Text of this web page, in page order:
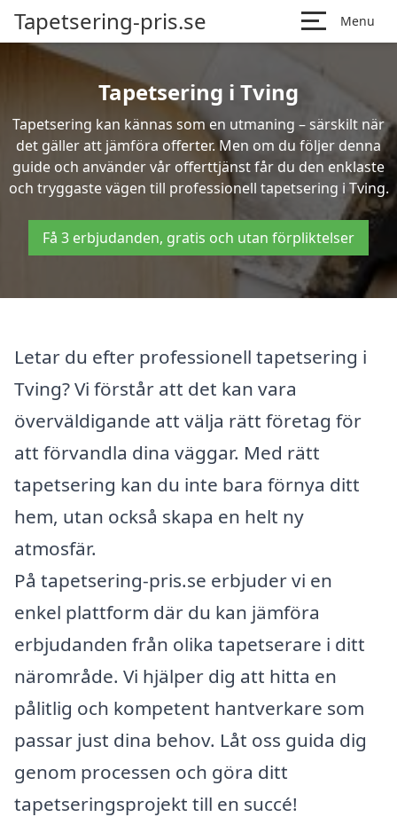
Tapetsering-pris.se Menu
Tapetsering i Tving
Tapetsering kan kännas som en utmaning – särskilt när
det gäller att jämföra offerter. Men om du följer denna
guide och använder vår offerttjänst får du den enklaste
och tryggaste vägen till professionell tapetsering i Tving.
Få 3 erbjudanden, gratis och utan förpliktelser
Letar du efter professionell tapetsering i
Tving? Vi förstår att det kan vara
överväldigande att välja rätt företag för
att förvandla dina väggar. Med rätt
tapetsering kan du inte bara förnya ditt
hem, utan också skapa en helt ny
atmosfär.
På tapetsering-pris.se erbjuder vi en
enkel plattform där du kan jämföra
erbjudanden från olika tapetserare i ditt
närområde. Vi hjälper dig att hitta en
pålitlig och kompetent hantverkare som
passar just dina behov. Låt oss guida dig
genom processen och göra ditt
tapetseringsprojekt till en succé!